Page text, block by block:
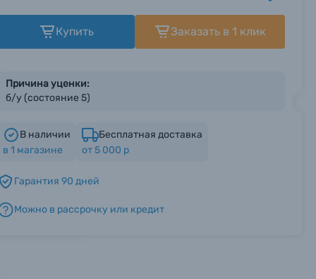
Купить Заказать в 1 клик
Причина уценки:
б/у (состояние 5)
В наличии
в 1 магазине
Бесплатная доставка
от 5 000 р
Гарантия 90 дней
Можно в рассрочку или кредит